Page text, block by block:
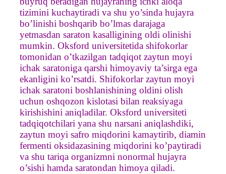
tizimini kuchaytiradi va shu yo’sinda hujayra
bo’linishi boshqarib bo’lmas darajaga
yetmasdan saraton kasalligining oldi olinishi
mumkin. Oksford universitetida shifokorlar
tomonidan o’tkazilgan tadqiqot zaytun moyi
ichak saratoniga qarshi himoyaviy ta’sirga ega
ekanligini ko’rsatdi. Shifokorlar zaytun moyi
ichak saratoni boshlanishining oldini olish
uchun oshqozon kislotasi bilan reaksiyaga
kirishishini aniqladilar. Oksford universiteti
tadqiqotchilari yana shu narsani aniqlashdiki,
zaytun moyi safro miqdorini kamaytirib, diamin
fermenti oksidazasining miqdorini ko’paytiradi
va shu tariqa organizmni nonormal hujayra
o’sishi hamda saratondan himoya qiladi.